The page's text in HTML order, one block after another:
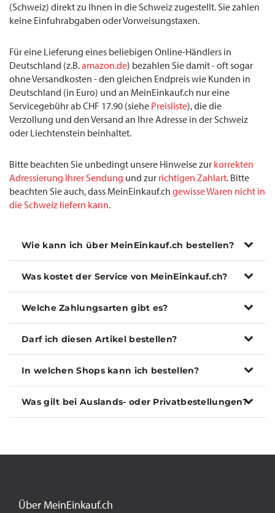
(Schweiz) direkt zu Ihnen in die Schweiz zugestellt. Sie zahlen
keine Einfuhrabgaben oder Vorweisungstaxen.
Für eine Lieferung eines beliebigen Online-Händlers in
Deutschland (z.B.amazon.de) bezahlen Sie damit - oft sogar
ohne Versandkosten - den gleichen Endpreis wie Kunden in
Deutschland (in Euro) und an MeinEinkauf.ch nur eine
Servicegebühr ab CHF 17.90 (siehe Preisliste), die die
Verzollung und den Versand an Ihre Adresse in der Schweiz
oder Liechtenstein beinhaltet.
Bitte beachten Sie unbedingt unsere Hinweise zur korrekten
Adressierung Ihrer Sendung und zur richtigen Zahlart. Bitte
beachten Sie auch, dass MeinEinkauf.ch gewisse Waren nicht in
die Schweiz liefern kann.
Wie kann ich über MeinEinkauf.ch bestellen?
Was kostet der Service von MeinEinkauf.ch?
Welche Zahlungsarten gibt es?
Darf ich diesen Artikel bestellen?
In welchen Shops kann ich bestellen?
Was gilt bei Auslands- oder Privatbestellungen?
Über MeinEinkauf.ch